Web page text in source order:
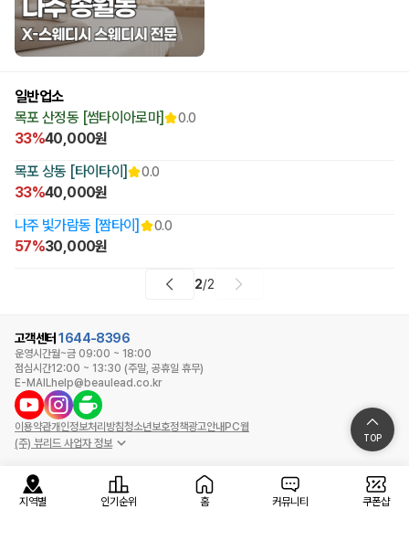
일반업소
목포 산정동 [썸타이아로마]
0.0
33%40,000원
목포 상동 [타이타이]
0.0
33%40,000원
나주 빛가람동 [짬타이]
0.0
57%30,000원
2/2
고객센터 1644-8396
운영시간월~금 09:00 ~ 18:00
점심시간12:00 ~ 13:30 (주말, 공휴일 휴무)
E-MAILhelp@beaulead.co.kr
이용약관개인정보처리방침청소년보호정책광고안내PC웹
(주) 뷰리드 사업자 정보
지역별 인기순위 홈 커뮤니티 쿠폰샵
TOP